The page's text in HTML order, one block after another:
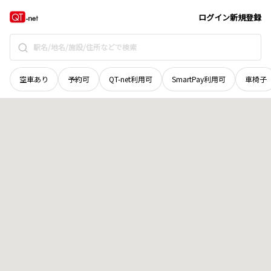
ログイン新規登録
空車あり 予約可 QT-net利用可 SmartPay利用可 車椅子
群馬県